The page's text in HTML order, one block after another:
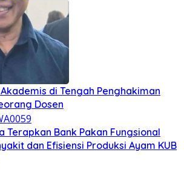
di Tengah Penghakiman
Dosen
Terapkan Bank Pakan Fungsional
dan Efisiensi Produksi Ayam KUB